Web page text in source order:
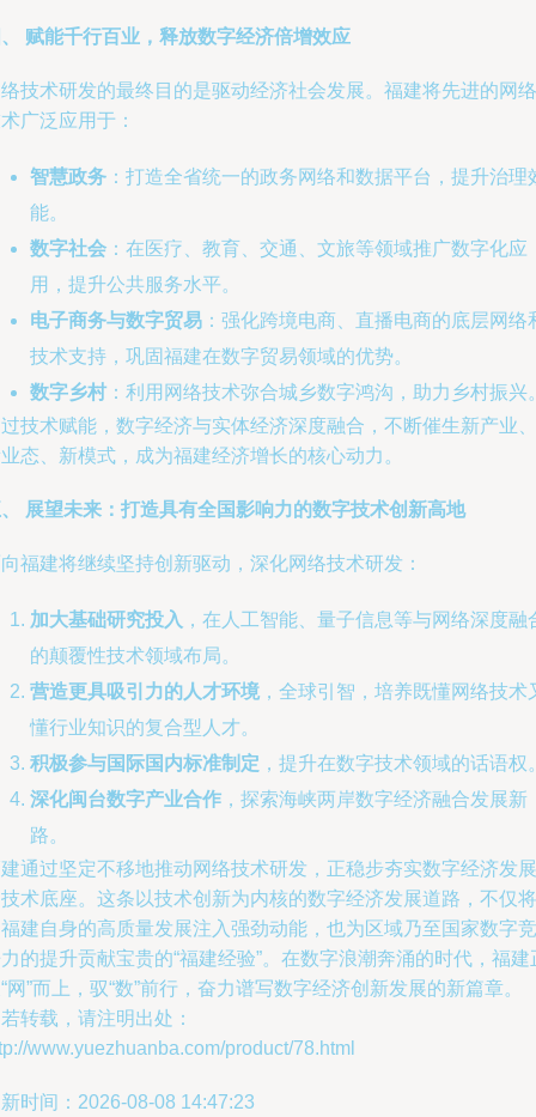
赋能千行百业，释放数字经济倍增效应
技术研发的最终目的是驱动经济社会发展。福建将先进的网络
广泛应用于：
智慧政务 ：打造全省统一的政务网络和数据平台，提升治理
能。
数字社会 ：在医疗、教育、交通、文旅等领域推广数字化应
用，提升公共服务水平。
电子商务与数字贸易 ：强化跨境电商、直播电商的底层网络
技术支持，巩固福建在数字贸易领域的优势。
数字乡村：利用网络技术弥合城乡数字鸿沟，助力乡村振兴
技术赋能，数字经济与实体经济深度融合，不断催生新产业、
态、新模式，成为福建经济增长的核心动力。
展望未来：打造具有全国影响力的数字技术创新高地
福建将继续坚持创新驱动，深化网络技术研发：
加大基础研究投入 ，在人工智能、量子信息等与网络深度融
的颠覆性技术领域布局。
营造更具吸引力的人才环境 ，全球引智，培养既懂网络技术
懂行业知识的复合型人才。
积极参与国际国内标准制定 ，提升在数字技术领域的话语权
深化闽台数字产业合作 ，探索海峡两岸数字经济融合发展新
路。
通过坚定不移地推动网络技术研发，正稳步夯实数字经济发展
术底座。这条以技术创新为内核的数字经济发展道路，不仅将
建自身的高质量发展注入强劲动能，也为区域乃至国家数字竞
的提升贡献宝贵的“福建经验”。在数字浪潮奔涌的时代，福建
网”而上，驭“数”前行，奋力谱写数字经济创新发展的新篇章。
转载，请注明出处：
www.yuezhuanba.com/product/78.html
时间：2026-08-08 14:47:23